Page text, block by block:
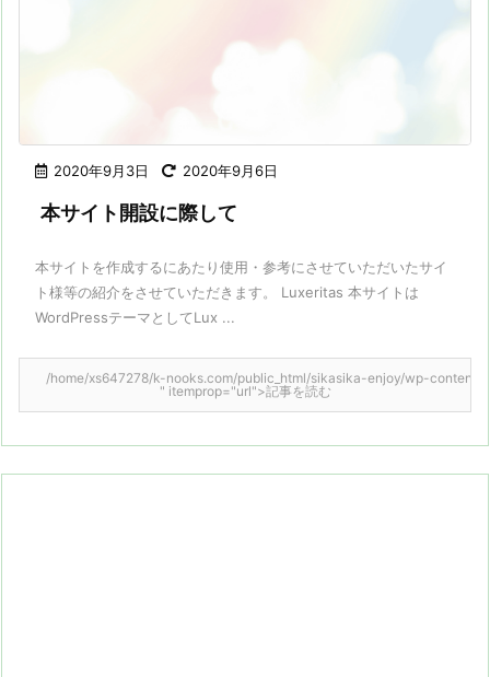
2020年9月3日 2020年9月6日
本サイト開設に際して
本サイトを作成するにあたり使用・参考にさせていただいたサイ
ト様等の紹介をさせていただきます。 Luxeritas 本サイトは
WordPressテーマとしてLux ...
/home/xs647278/k-nooks.com/public_html/sikasika-enjoy/wp-
" itemprop="url">記事を読む